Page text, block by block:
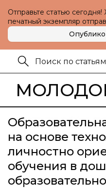
Отправьте статью
печатный экземпляр
на основе
личностно
обучения в